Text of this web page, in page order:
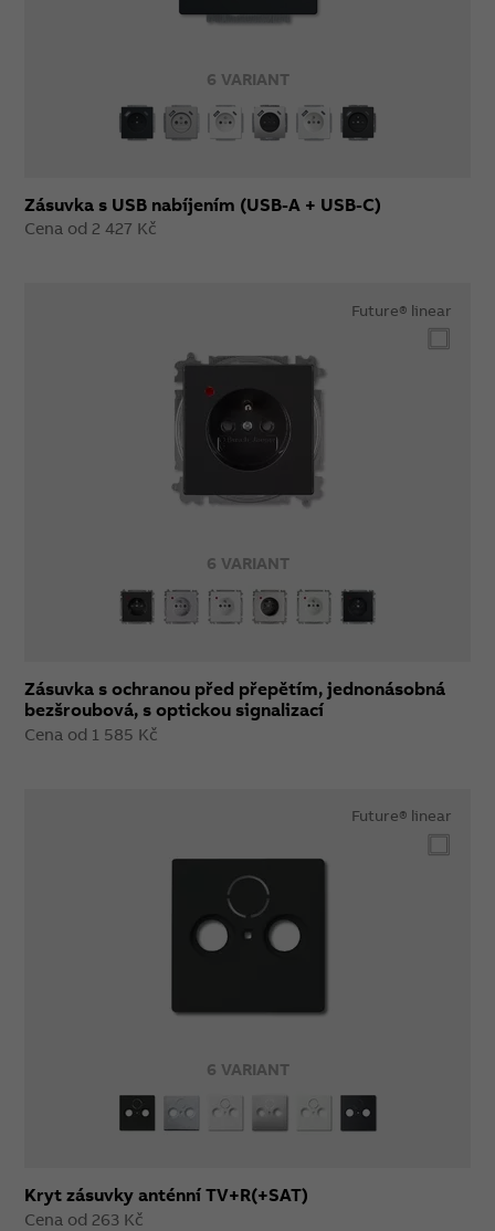
6 VARIANT
Zásuvka s USB nabíjením (USB-A + USB-C)
Cena od 2 427 Kč
6 VARIANT
Future® linear
Zásuvka s ochranou před přepětím, jednonásobná
bezšroubová, s optickou signalizací
Cena od 1 585 Kč
6 VARIANT
Future® linear
Kryt zásuvky anténní TV+R(+SAT)
Cena od 263 Kč